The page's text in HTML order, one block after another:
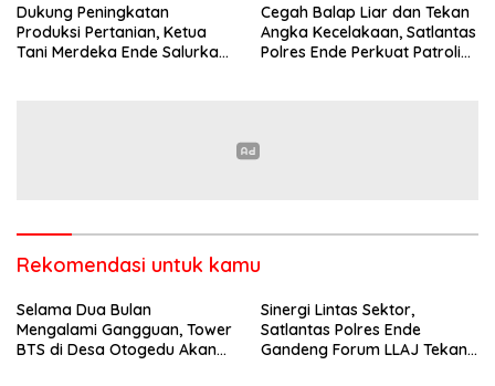
Dukung Peningkatan
Produksi Pertanian, Ketua
Tani Merdeka Ende Salurkan
Cegah Balap Liar dan Tekan
Angka Kecelakaan, Satlantas
Polres Ende Perkuat Patroli
Rekomendasi untuk kamu
Selama Dua Bulan
Mengalami Gangguan, Tower
BTS di Desa Otogedu Akan
Sinergi Lintas Sektor,
Satlantas Polres Ende
Gandeng Forum LLAJ Tekan